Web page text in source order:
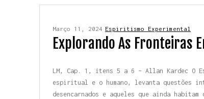
Espiritismo Experimental
Março 11, 2024
Explorando As Fronteiras
LM, Cap. 1, itens 5 a 6 – Allan Kardec O
espiritual e o humano, levanta questões
desencarnados e aqueles que ainda